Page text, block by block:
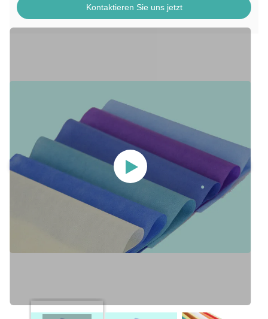
Kontaktieren Sie uns jetzt